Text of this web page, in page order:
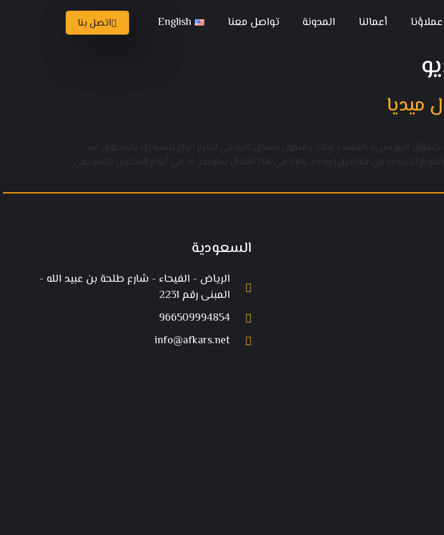
عملاؤنا أعمالنا المدونة تواصل معنا English اتصل بنا
كبير مليء بالعملاء. لذلك يهتمون بشكل كبير في اختيار أنواع للتسويق بالمحتوى عبر
الإلكترونية في تفاصيل إعداده، وهنا في هذا المقال سنوضح ما هي أنواع المحتوى التسويقي
السعودية
الرياض - الفيحاء - شارع طلحة بن عبيد الله -
المبنى رقم 2231
966509994854
info@afkars.net